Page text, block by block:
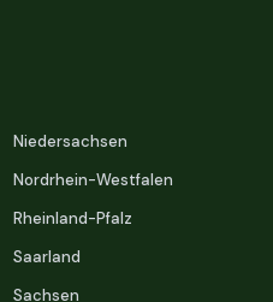
Niedersachsen
Nordrhein-Westfalen
Rheinland-Pfalz
Saarland
Sachsen